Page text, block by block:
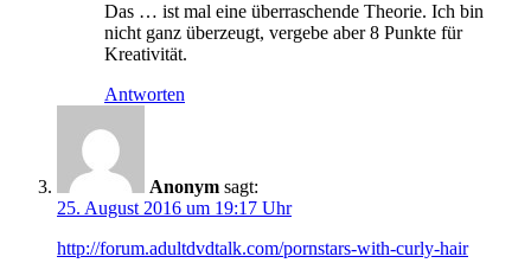
Das … ist mal eine überraschende Theorie. Ich bin
nicht ganz überzeugt, vergebe aber 8 Punkte für
Kreativität.
Antworten
Anonym sagt:
25. August 2016 um 19:17 Uhr
http://forum.adultdvdtalk.com/pornstars-with-curly-hair